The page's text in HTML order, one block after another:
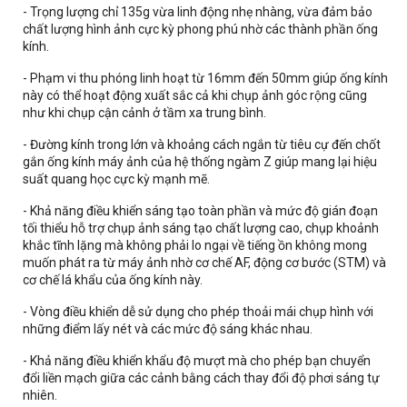
- Trọng lượng chỉ 135g vừa linh động nhẹ nhàng, vừa đảm bảo
chất lượng hình ảnh cực kỳ phong phú nhờ các thành phần ống
kính.
- Phạm vi thu phóng linh hoạt từ 16mm đến 50mm giúp ống kính
này có thể hoạt động xuất sắc cả khi chụp ảnh góc rộng cũng
như khi chụp cận cảnh ở tầm xa trung bình.
- Đường kính trong lớn và khoảng cách ngắn từ tiêu cự đến chốt
gắn ống kính máy ảnh của hệ thống ngàm Z giúp mang lại hiệu
suất quang học cực kỳ mạnh mẽ.
- Khả năng điều khiển sáng tạo toàn phần và mức độ gián đoạn
tối thiểu hỗ trợ chụp ảnh sáng tạo chất lượng cao, chụp khoảnh
khắc tĩnh lặng mà không phải lo ngại về tiếng ồn không mong
muốn phát ra từ máy ảnh nhờ cơ chế AF, động cơ bước (STM) và
cơ chế lá khẩu của ống kính này.
- Vòng điều khiển dễ sử dụng cho phép thoải mái chụp hình với
những điểm lấy nét và các mức độ sáng khác nhau.
- Khả năng điều khiển khẩu độ mượt mà cho phép bạn chuyển
đổi liền mạch giữa các cảnh bằng cách thay đổi độ phơi sáng tự
nhiên.